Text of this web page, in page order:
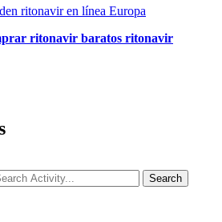
ritonavir en línea Europa
ritonavir baratos ritonavir
Search